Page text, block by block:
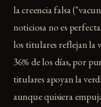
la creencia falsa
noticiosa no es
los titulares reflejan la
36% de los días, por
titulares apoyan la
aunque quisiera